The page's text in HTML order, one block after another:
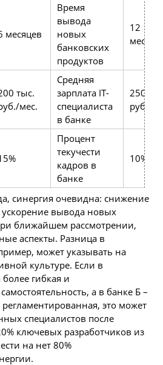
месяцев
Время
вывода
новых
банковских
продуктов
12
тыс.
мес.
Средняя
зарплата IT-
специалиста
в банке
250
руб./
Процент
текучести
кадров в
банке
10%
синергия очевидна: снижение
ускорение вывода новых
ближайшем рассмотрении,
аспекты. Разница в
может указывать на
культуре. Если в
гибкая и
а в банке Б –
это может
специалистов после
ключевых разработчиков из
на нет 80%